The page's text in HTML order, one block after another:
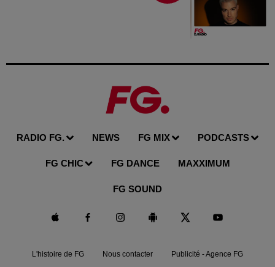
RADIO FG. NEWS FG MIX PODCASTS
FG CHIC FG DANCE MAXXIMUM
FG SOUND
L'histoire de FG Nous contacter Publicité - Agence FG